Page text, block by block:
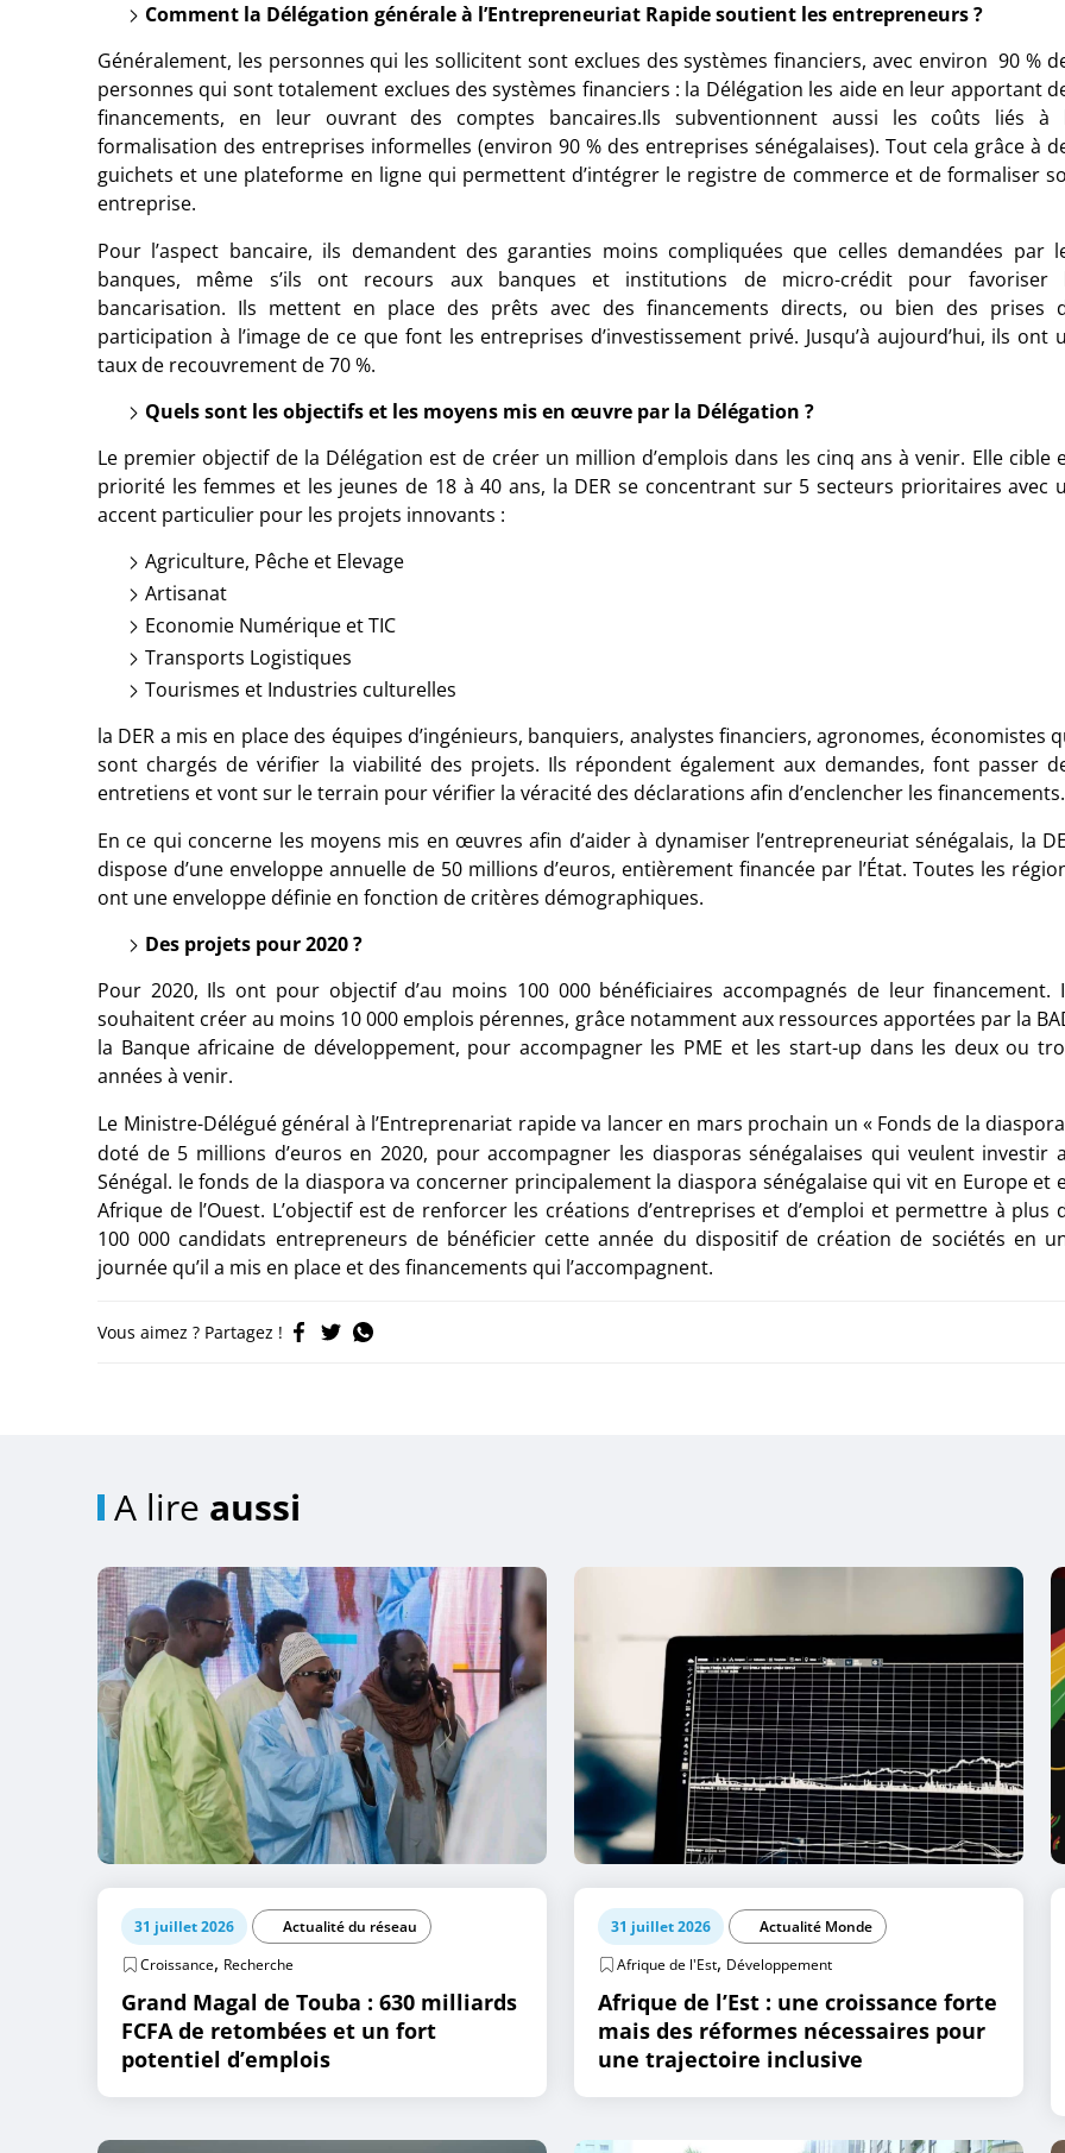
Comment la Délégation générale à l’Entrepreneuriat Rapide soutient les entrepreneurs ?
Généralement, les personnes qui les sollicitent sont exclues des systèmes financiers, avec environ 90 %
personnes qui sont totalement exclues des systèmes financiers : la Délégation les aide en leur apportant
financements, en leur ouvrant des comptes bancaires.Ils subventionnent aussi les coûts liés à
formalisation des entreprises informelles (environ 90 % des entreprises sénégalaises). Tout cela grâce à
guichets et une plateforme en ligne qui permettent d’intégrer le registre de commerce et de formaliser
entreprise.
Pour l’aspect bancaire, ils demandent des garanties moins compliquées que celles demandées par
banques, même s’ils ont recours aux banques et institutions de micro-crédit pour favoriser
bancarisation. Ils mettent en place des prêts avec des financements directs, ou bien des prises
participation à l’image de ce que font les entreprises d’investissement privé. Jusqu’à aujourd’hui, ils ont
taux de recouvrement de 70 %.
Quels sont les objectifs et les moyens mis en œuvre par la Délégation ?
Le premier objectif de la Délégation est de créer un million d’emplois dans les cinq ans à venir. Elle cible
priorité les femmes et les jeunes de 18 à 40 ans, la DER se concentrant sur 5 secteurs prioritaires avec
accent particulier pour les projets innovants :
Agriculture, Pêche et Elevage
Artisanat
Economie Numérique et TIC
Transports Logistiques
Tourismes et Industries culturelles
la DER a mis en place des équipes d’ingénieurs, banquiers, analystes financiers, agronomes, économistes
sont chargés de vérifier la viabilité des projets. Ils répondent également aux demandes, font passer
entretiens et vont sur le terrain pour vérifier la véracité des déclarations afin d’enclencher les financements.
En ce qui concerne les moyens mis en œuvres afin d’aider à dynamiser l’entrepreneuriat sénégalais, la
dispose d’une enveloppe annuelle de 50 millions d’euros, entièrement financée par l’État. Toutes les
ont une enveloppe définie en fonction de critères démographiques.
Des projets pour 2020 ?
Pour 2020, Ils ont pour objectif d’au moins 100 000 bénéficiaires accompagnés de leur financement.
souhaitent créer au moins 10 000 emplois pérennes, grâce notamment aux ressources apportées par la
la Banque africaine de développement, pour accompagner les PME et les start-up dans les deux ou
années à venir.
Le Ministre-Délégué général à l’Entreprenariat rapide va lancer en mars prochain un « Fonds de la diaspora
doté de 5 millions d’euros en 2020, pour accompagner les diasporas sénégalaises qui veulent investir
Sénégal. le fonds de la diaspora va concerner principalement la diaspora sénégalaise qui vit en Europe et
Afrique de l’Ouest. L’objectif est de renforcer les créations d’entreprises et d’emploi et permettre à plus
100 000 candidats entrepreneurs de bénéficier cette année du dispositif de création de sociétés en
journée qu’il a mis en place et des financements qui l’accompagnent.
Vous aimez ? Partagez !
A lire aussi
31 juillet 2026
Actualité du réseau
Croissance, Recherche
Grand Magal de Touba : 630 milliards
FCFA de retombées et un fort
potentiel d’emplois
31 juillet 2026
Actualité Monde
Afrique de l'Est, Développement
Afrique de l’Est : une croissance forte
mais des réformes nécessaires pour
une trajectoire inclusive